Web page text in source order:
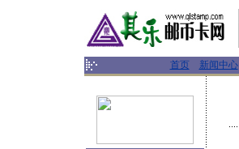
首页 新闻中心